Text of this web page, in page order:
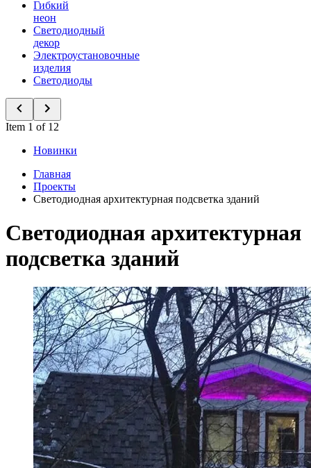
Гибкий
неон
Светодиодный
декор
Электроустановочные
изделия
Светодиоды
Item 1 of 12
Новинки
Главная
Проекты
Светодиодная архитектурная подсветка зданий
Светодиодная архитектурная
подсветка зданий